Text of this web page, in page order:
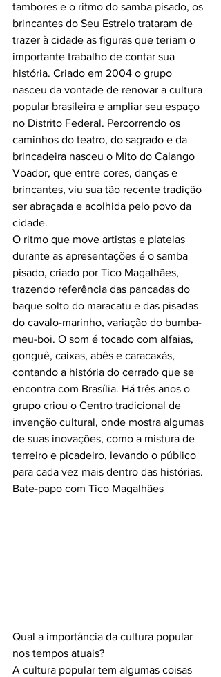
tambores e o ritmo do samba pisado, os
brincantes do Seu Estrelo trataram de
trazer à cidade as figuras que teriam o
importante trabalho de contar sua
história. Criado em 2004 o grupo
nasceu da vontade de renovar a cultura
popular brasileira e ampliar seu espaço
no Distrito Federal. Percorrendo os
caminhos do teatro, do sagrado e da
brincadeira nasceu o Mito do Calango
Voador, que entre cores, danças e
brincantes, viu sua tão recente tradição
ser abraçada e acolhida pelo povo da
cidade.
O ritmo que move artistas e plateias
durante as apresentações é o samba
pisado, criado por Tico Magalhães,
trazendo referência das pancadas do
baque solto do maracatu e das pisadas
do cavalo-marinho, variação do bumba-
meu-boi. O som é tocado com alfaias,
gonguê, caixas, abês e caracaxás,
contando a história do cerrado que se
encontra com Brasília. Há três anos o
grupo criou o Centro tradicional de
invenção cultural, onde mostra algumas
de suas inovações, como a mistura de
terreiro e picadeiro, levando o público
para cada vez mais dentro das histórias.
Bate-papo com Tico Magalhães
Qual a importância da cultura popular
nos tempos atuais?
A cultura popular tem algumas coisas